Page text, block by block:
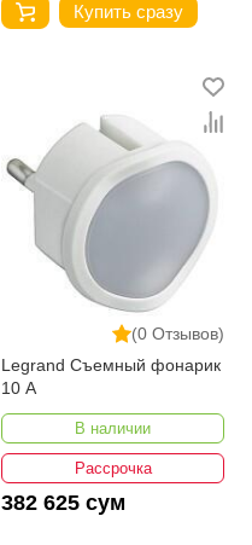
Купить сразу
(0 Отзывов)
Legrand Съемный фонарик
10 A
В наличии
Рассрочка
382 625 сум